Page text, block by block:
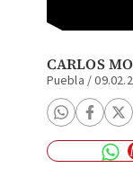
CARLOS
Puebla /